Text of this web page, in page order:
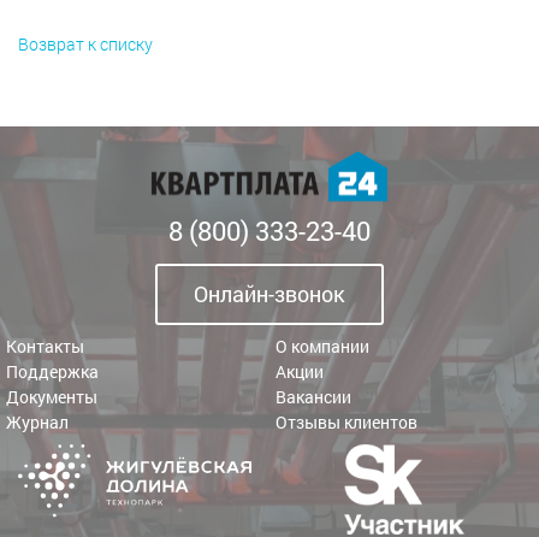
Возврат к списку
8 (800) 333-23-40
Онлайн-звонок
Контакты
Поддержка
Документы
Журнал
О компании
Акции
Вакансии
Отзывы клиентов